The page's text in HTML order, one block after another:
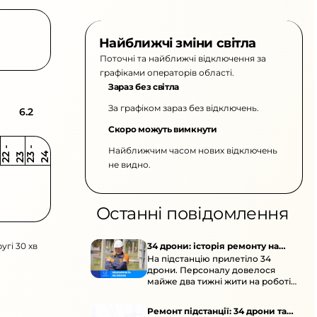
6.2
2 2
-
2 3 2 3
-
2 4
30 хв
Найближчі зміни світла
Поточні та найближчі відключення за
графіками операторів області.
Зараз без світла
За графіком зараз без відключень.
Скоро можуть вимкнути
Найближчим часом нових відключень
не видно.
Останні повідомлення
34 дрони: історія ремонту на
підстанції
На підстанцію прилетіло 34
дрони. Персоналу довелося
майже два тижні жити на роботі
Ремонт підстанції: 34 дрони та